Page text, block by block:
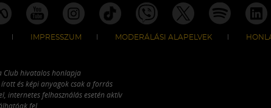
IMPRESSZUM MODERÁLÁSI ALAPELVEK
Club hivatalos honlapja
és képi anyagok csak a forrás
internetes felhasználás esetén aktív
fel.